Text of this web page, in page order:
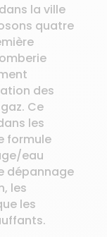
la ville
quatre
des
Ce
les
formule
eau
dépannage
les
les